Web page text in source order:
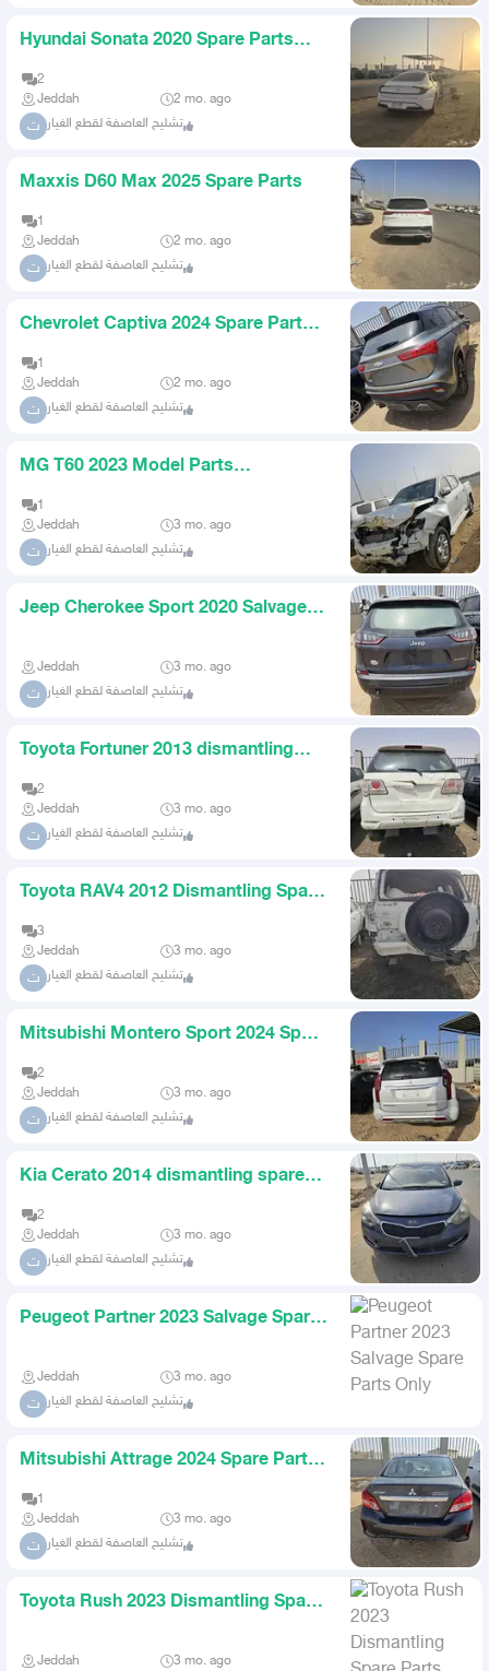
Hyundai Sonata 2020 Spare Parts
2
Jeddah
2 mo. ago
ت تشليح العاصفة لقطع الغيار
Maxxis D60 Max 2025 Spare Parts
1
Jeddah
2 mo. ago
ت تشليح العاصفة لقطع الغيار
Chevrolet Captiva 2024 Spare Parts
1
Jeddah
2 mo. ago
ت تشليح العاصفة لقطع الغيار
MG T60 2023 Model Parts
1
Jeddah
3 mo. ago
ت تشليح العاصفة لقطع الغيار
Jeep Cherokee Sport 2020 Salvage
Jeddah 3 mo. ago
ت تشليح العاصفة لقطع الغيار
Toyota Fortuner 2013 dismantling
2
Jeddah
3 mo. ago
ت تشليح العاصفة لقطع الغيار
Toyota RAV4 2012 Dismantling Spare
3
Jeddah
3 mo. ago
ت تشليح العاصفة لقطع الغيار
Mitsubishi Montero Sport 2024 Spare
2
Jeddah
3 mo. ago
ت تشليح العاصفة لقطع الغيار
Kia Cerato 2014 dismantling spare
2
Jeddah
3 mo. ago
ت تشليح العاصفة لقطع الغيار
Peugeot Partner 2023 Salvage Spare
Jeddah 3 mo. ago
ت تشليح العاصفة لقطع الغيار
Mitsubishi Attrage 2024 Spare Parts
1
Jeddah
3 mo. ago
ت تشليح العاصفة لقطع الغيار
Toyota Rush 2023 Dismantling Spare
Jeddah 3 mo. ago